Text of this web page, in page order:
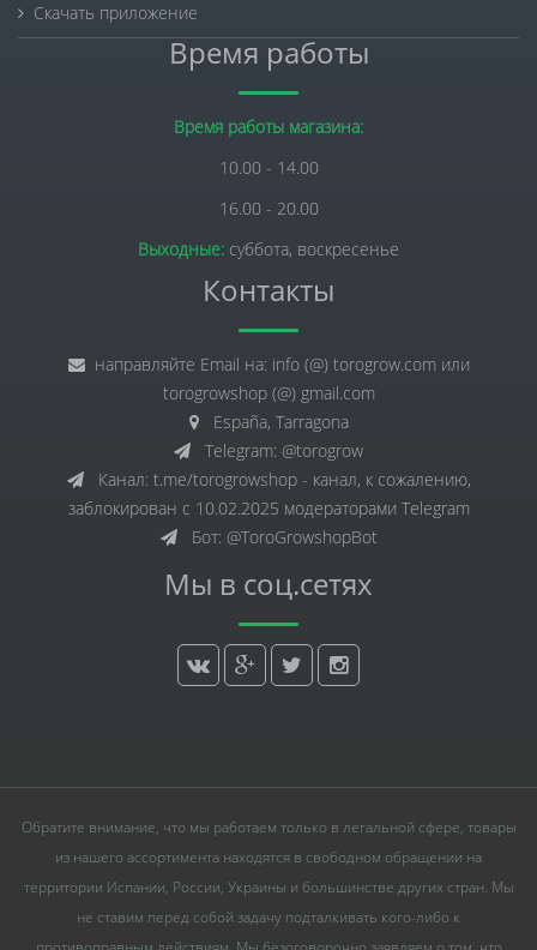
Скачать приложение
Время работы
Время работы магазина:
10.00 - 14.00
16.00 - 20.00
Выходные: суббота, воскресенье
Контакты
направляйте Email на: info (@) torogrow.com или
torogrowshop (@) gmail.com
España, Tarragona
Telegram: @torogrow
Канал: t.me/torogrowshop - канал, к сожалению,
заблокирован с 10.02.2025 модераторами Telegram
Бот: @ToroGrowshopBot
Мы в соц.сетях
Обратите внимание, что мы работаем только в легальной сфере, товары
из нашего ассортимента находятся в свободном обращении на
территории Испании, России, Украины и большинстве других стран. Мы
не ставим перед собой задачу подталкивать кого-либо к